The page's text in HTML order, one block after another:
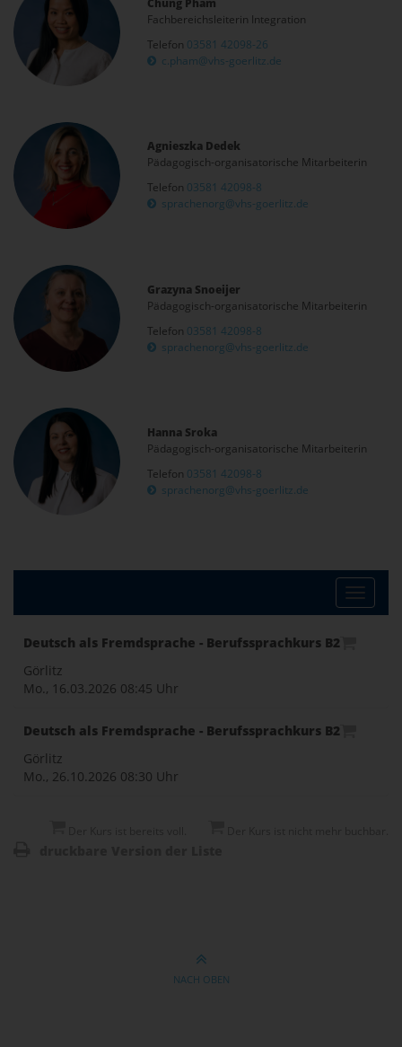
Chung Pham
Fachbereichsleiterin Integration
Telefon 03581 42098-26
c.pham@vhs-goerlitz.de
Agnieszka Dedek
Pädagogisch-organisatorische Mitarbeiterin
Telefon 03581 42098-8
sprachenorg@vhs-goerlitz.de
Grazyna Snoeijer
Pädagogisch-organisatorische Mitarbeiterin
Telefon 03581 42098-8
sprachenorg@vhs-goerlitz.de
Hanna Sroka
Pädagogisch-organisatorische Mitarbeiterin
Telefon 03581 42098-8
sprachenorg@vhs-goerlitz.de
Toggle
Deutsch als Fremdsprache - Berufssprachkurs B2
Görlitz
Mo., 16.03.2026 08:45 Uhr
Deutsch als Fremdsprache - Berufssprachkurs B2
Görlitz
Mo., 26.10.2026 08:30 Uhr
NACH OBEN